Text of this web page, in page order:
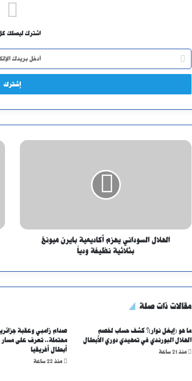
اشترك ليصلك
أدخل
بريدك
الإلكتروني
الهلال السوداني يهزم أكاديمية بايرن ميونخ
بثلاثية نظيفة ودياً
مقالات ذات صلة
ما هو (إيغل نوار)؟ كشف حساب لخصم
الهلال البورندي في تمهيدي دوري الأبطال
منذ 21 ساعة
صدام زامبي وعقبة
محتملة.. تعرف على مسار
أبطال أفريقيا
منذ 22 ساعة